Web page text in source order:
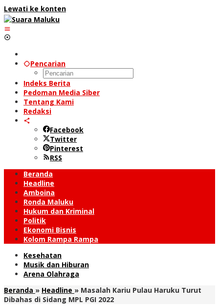
Lewati ke konten
Pencarian
Indeks Berita
Pedoman Media Siber
Tentang Kami
Redaksi
Facebook
Twitter
Pinterest
RSS
Beranda
Headline
Amboina
Ronda Maluku
Hukum dan Kriminal
Politik
Ekonomi Bisnis
Kolom Rampa Rampa
Kesehatan
Musik dan Hiburan
Arena Olahraga
Beranda » Headline » Masalah Kariu Pulau Haruku Turut
Dibahas di Sidang MPL PGI 2022